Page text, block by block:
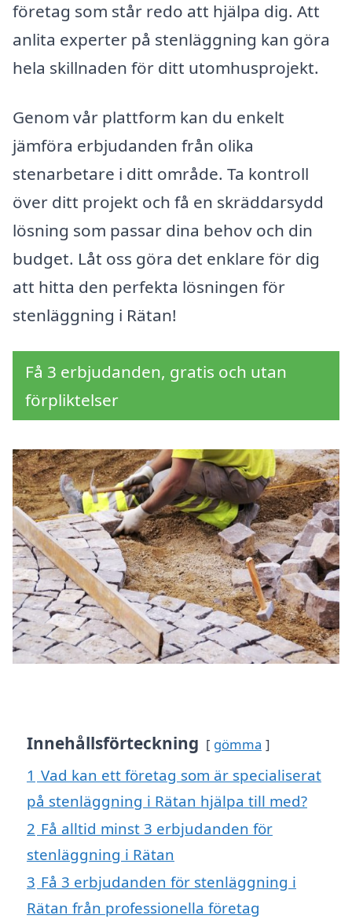
företag som står redo att hjälpa dig. Att
anlita experter på stenläggning kan göra
hela skillnaden för ditt utomhusprojekt.
Genom vår plattform kan du enkelt
jämföra erbjudanden från olika
stenarbetare i ditt område. Ta kontroll
över ditt projekt och få en skräddarsydd
lösning som passar dina behov och din
budget. Låt oss göra det enklare för dig
att hitta den perfekta lösningen för
stenläggning i Rätan!
Få 3 erbjudanden, gratis och utan
förpliktelser
Innehållsförteckning gömma
1 Vad kan ett företag som är specialiserat
på stenläggning i Rätan hjälpa till med?
2 Få alltid minst 3 erbjudanden för
stenläggning i Rätan
3 Få 3 erbjudanden för stenläggning i
Rätan från professionella företag